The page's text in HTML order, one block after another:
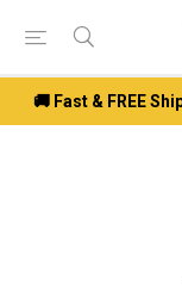
🚚 Fast & FREE